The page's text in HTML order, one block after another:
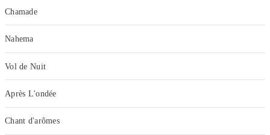
Chamade
Nahema
Vol de Nuit
Après L'ondée
Chant d'arômes